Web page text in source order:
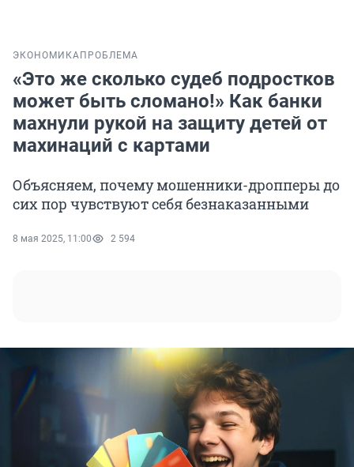
ЭКОНОМИКА ПРОБЛЕМА
«Это же сколько судеб подростков
может быть сломано!» Как банки
махнули рукой на защиту детей от
махинаций с картами
Объясняем, почему мошенники-дропперы до
сих пор чувствуют себя безнаказанными
8 мая 2025, 11:00 2 594